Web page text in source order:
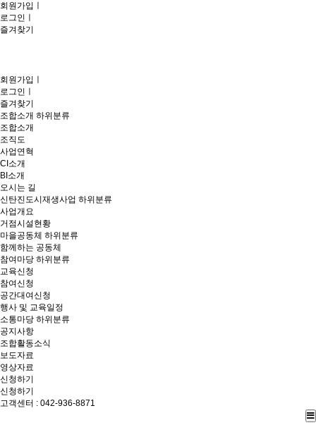
회원가입
로그인
즐겨찾기
회원가입
로그인
즐겨찾기
조합소개 하위분류
조합소개
조직도
사업연혁
CI소개
BI소개
오시는 길
신탄진도시재생사업 하위분류
사업개요
거점시설현황
마을공동체 하위분류
함께하는 공동체
참여마당 하위분류
교육신청
참여신청
공간대여신청
행사 및 교육일정
소통마당 하위분류
공지사항
조합활동소식
보도자료
영상자료
신청하기
신청하기
고객센터 : 042-936-8871